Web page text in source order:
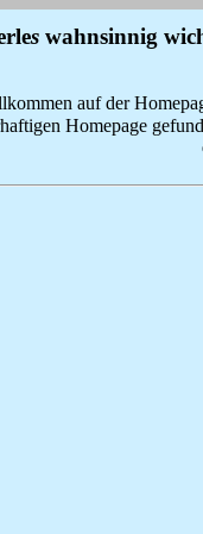
s wahnsinnig
auf der
Homepage